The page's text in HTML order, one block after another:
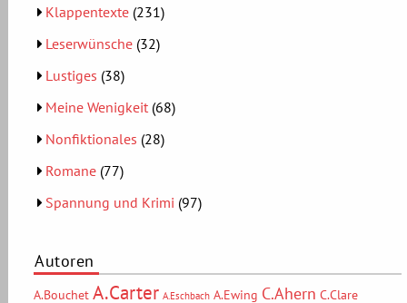
Klappentexte (231)
Leserwünsche (32)
Lustiges (38)
Meine Wenigkeit (68)
Nonfiktionales (28)
Romane (77)
Spannung und Krimi (97)
Autoren
A.Bouchet A.Carter A.Eschbach A.Ewing C.Ahern C.Clare